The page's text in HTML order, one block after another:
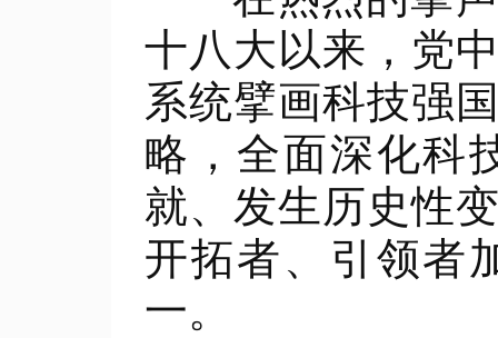
十八大以来，党
系统擘画科技强
略，全面深化科
就、发生历史性
开拓者、引领者
一。